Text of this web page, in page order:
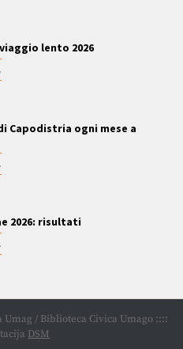
lento 2026
Capodistria ogni mese a
2026: risultati
Umag / Biblioteca Civica Umago ::::
DSM